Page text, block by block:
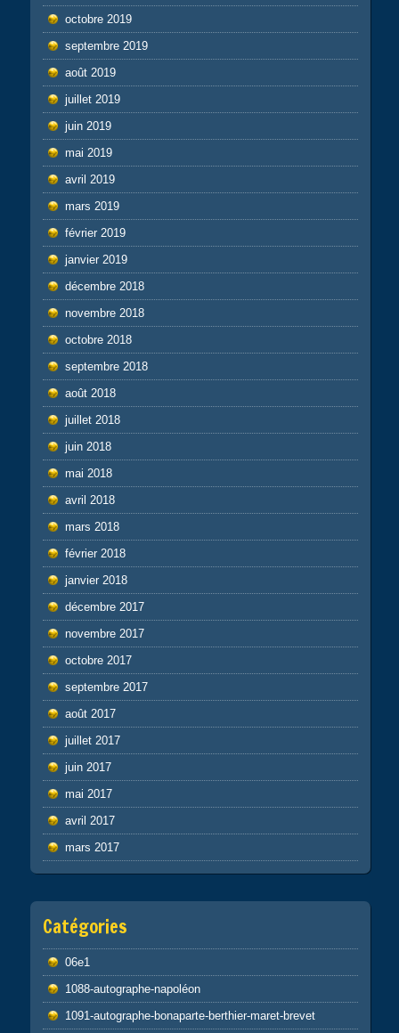
octobre 2019
septembre 2019
août 2019
juillet 2019
juin 2019
mai 2019
avril 2019
mars 2019
février 2019
janvier 2019
décembre 2018
novembre 2018
octobre 2018
septembre 2018
août 2018
juillet 2018
juin 2018
mai 2018
avril 2018
mars 2018
février 2018
janvier 2018
décembre 2017
novembre 2017
octobre 2017
septembre 2017
août 2017
juillet 2017
juin 2017
mai 2017
avril 2017
mars 2017
Catégories
06e1
1088-autographe-napoléon
1091-autographe-bonaparte-berthier-maret-brevet